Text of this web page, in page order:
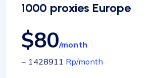
1000 proxies Europe
$80/month
~ 1428911 Rp/month